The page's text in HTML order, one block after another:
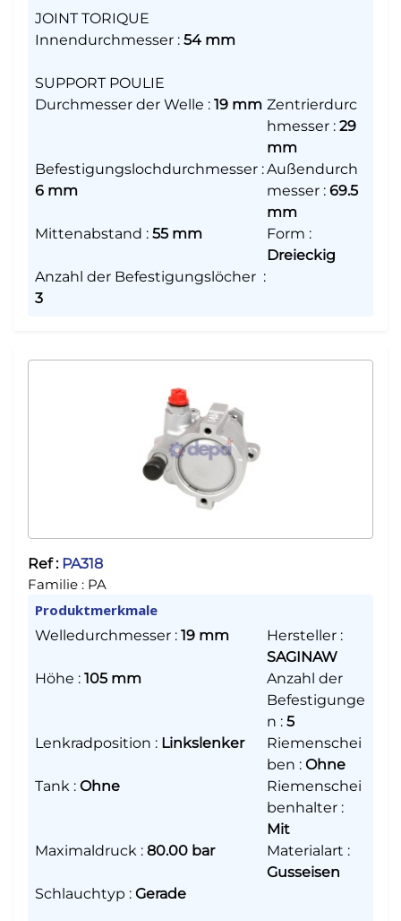
JOINT TORIQUE
Innendurchmesser : 54 mm
SUPPORT POULIE
Durchmesser der Welle : 19 mm Zentrierdurc
hmesser : 29
mm
Befestigungslochdurchmesser :
6 mm
Außendurch
messer : 69.5
mm
Mittenabstand : 55 mm Form :
Dreieckig
Anzahl der Befestigungslöcher :
3
Ref : PA318
Familie : PA
Produktmerkmale
Welledurchmesser : 19 mm Hersteller :
SAGINAW
Höhe : 105 mm
Anzahl der
Befestigunge
n : 5
Lenkradposition : Linkslenker
Riemenschei
ben : Ohne
Tank : Ohne
Riemenschei
benhalter :
Mit
Maximaldruck : 80.00 bar Materialart :
Gusseisen
Schlauchtyp : Gerade